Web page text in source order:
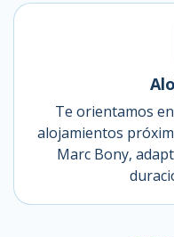
Te orientamos
alojamientos
Marc Bony,